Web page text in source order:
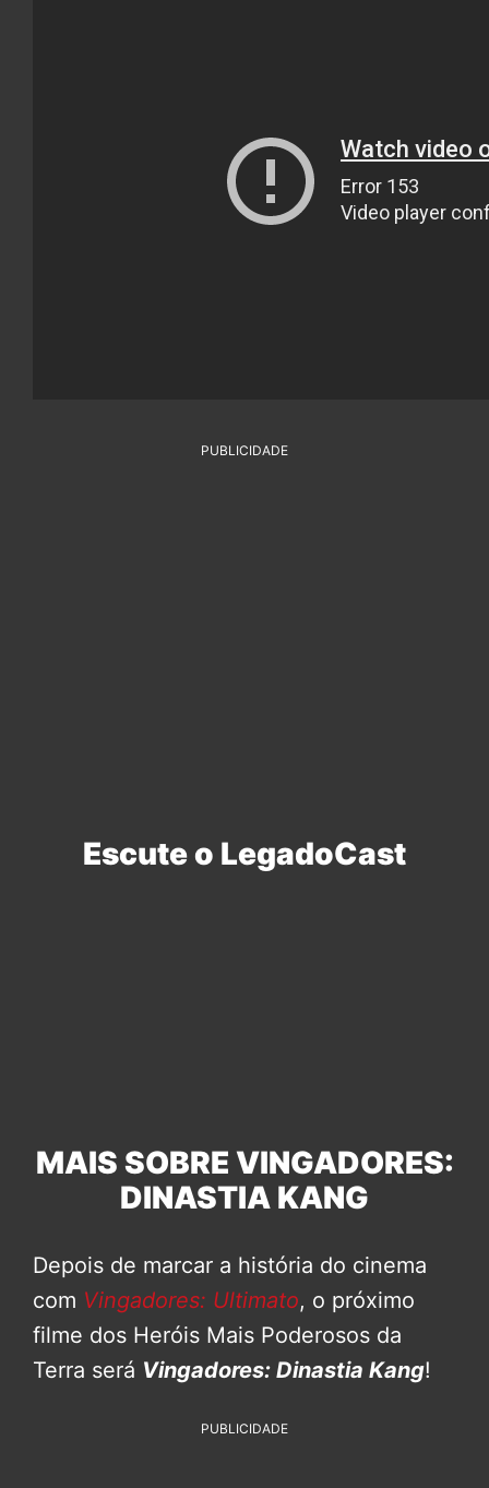
PUBLICIDADE
Escute o LegadoCast
MAIS SOBRE VINGADORES:
DINASTIA KANG
Depois de marcar a história do cinema
com Vingadores: Ultimato, o próximo
filme dos Heróis Mais Poderosos da
Terra será Vingadores: Dinastia Kang!
PUBLICIDADE